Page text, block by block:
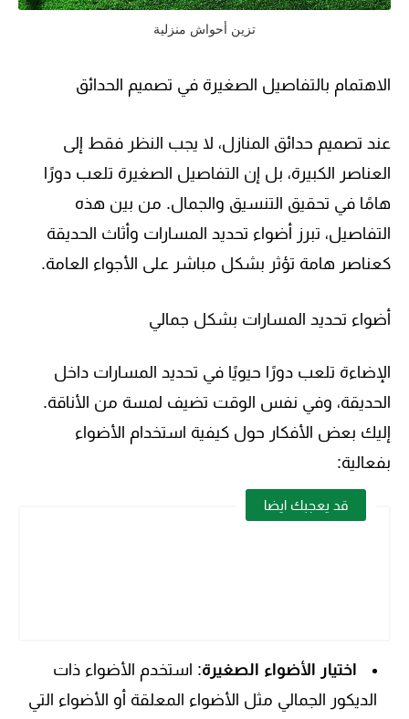
تزين أحواش منزلية
الاهتمام بالتفاصيل الصغيرة في تصميم الحدائق
عند تصميم حدائق المنازل، لا يجب النظر فقط إلى
العناصر الكبيرة، بل إن التفاصيل الصغيرة تلعب دورًا
هامًا في تحقيق التنسيق والجمال. من بين هذه
التفاصيل، تبرز أضواء تحديد المسارات وأثاث الحديقة
كعناصر هامة تؤثر بشكل مباشر على الأجواء العامة.
أضواء تحديد المسارات بشكل جمالي
الإضاءة تلعب دورًا حيويًا في تحديد المسارات داخل
الحديقة، وفي نفس الوقت تضيف لمسة من الأناقة.
إليك بعض الأفكار حول كيفية استخدام الأضواء
بفعالية:
قد يعجبك ايضا
اختيار الأضواء الصغيرة: استخدم الأضواء ذات
الديكور الجمالي مثل الأضواء المعلقة أو الأضواء التي